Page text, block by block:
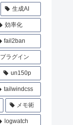
生成AI
効率化
fail2ban
プラグイン
un150p
tailwindcss
メモ術
logwatch